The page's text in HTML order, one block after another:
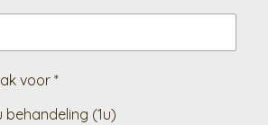
voor *
behandeling (1u)